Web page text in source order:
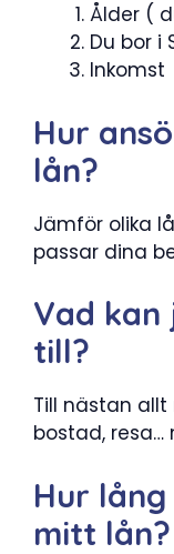
Ålder (
Du bor i
Inkomst
Hur
lån?
Jämför olika
passar dina
Vad kan
till?
Till nästan allt
bostad, resa…
Hur
mitt lån?